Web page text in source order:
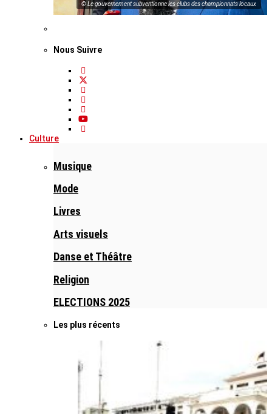
© Le gouvernement subventionne les clubs des championnats locaux
Nous Suivre
Culture
Musique
Mode
Livres
Arts visuels
Danse et Théâtre
Religion
ELECTIONS 2025
Les plus récents